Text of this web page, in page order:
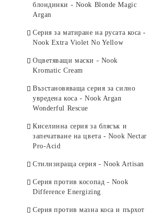
Up To You Curl - Серия за къдрава
коса
Color Perfect - Серия за боядисана
коса
Dry-T - Серия за склонни към
цъфтящи краища коси
Energy - Серия против косопад с
коприва
руса коса
Pro-volume - Серия за обем на
мазна, честа употреба
Изсветляващи продукти
блондинки - Nook Blonde Magic
Argan
Серия за матиране на русата коса -
Nook Extra Violet No Yellow
Оцветяващи маски - Nook
Kromatic Cream
Възстановяваща серия за силно
увредена коса - Nook Argan
Wonderful Rescue
Киселинна серия за блясък и
запечатване на цвета - Nook Nectar
Pro-Acid
Стилизираща серия - Nook Artisan
Серия против косопад - Nook
Difference Energizing
Серия против мазна коса и пърхот